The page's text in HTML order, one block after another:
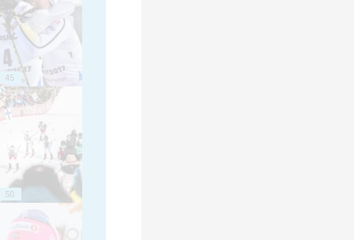
45
50